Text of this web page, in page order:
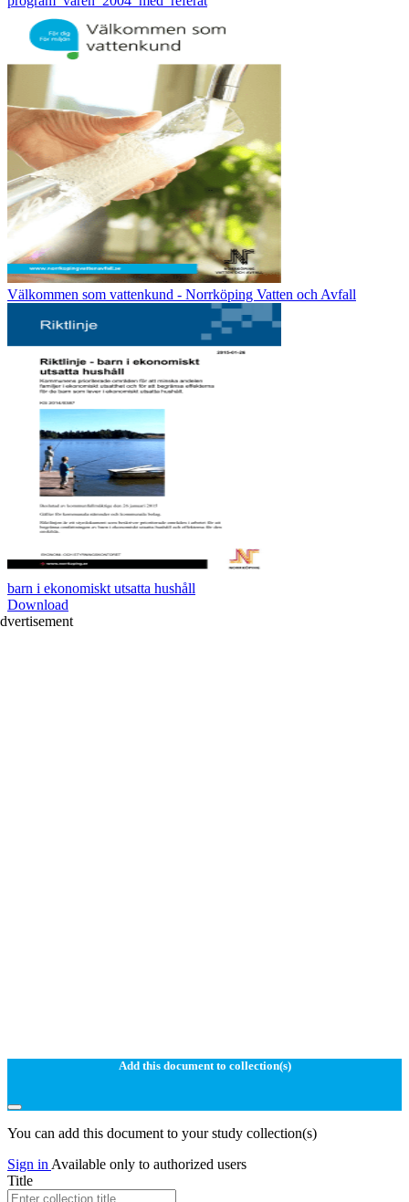
Välkommen som vattenkund - Norrköping Vatten och Avfall
barn i ekonomiskt utsatta hushåll
Download
Add this document to collection(s)
You can add this document to your study collection(s)
Sign in Available only to authorized users
Title